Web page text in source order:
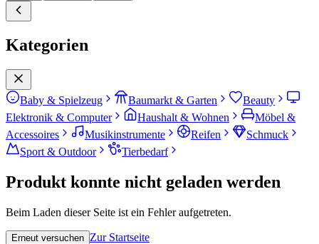
Kategorien
Baby & Spielzeug Baumarkt & Garten
Beauty
Elektronik & Computer
Haushalt & Wohnen
Möbel &
Accessoires
Musikinstrumente Reifen
Schmuck
Sport & Outdoor
Tierbedarf
Produkt konnte nicht geladen werden
Beim Laden dieser Seite ist ein Fehler aufgetreten.
Erneut versuchen Zur Startseite